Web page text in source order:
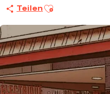
Teilen Ajouter aux favoris